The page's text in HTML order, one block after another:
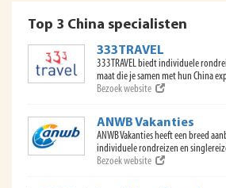
Top 3 China specialisten
333TRAVEL
333TRAVEL biedt individuele
maat die je samen met hun China
Bezoek website
ANWB Vakanties
ANWB Vakanties heeft een breed
individuele rondreizen en
Bezoek website